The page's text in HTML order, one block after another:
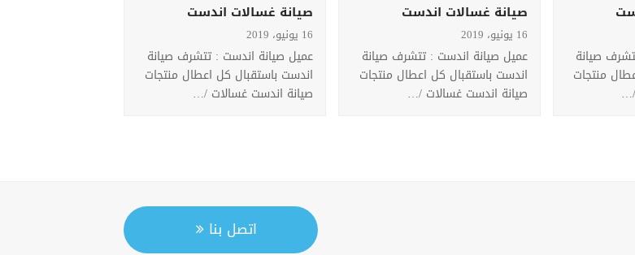
صيانة
منتجات
…
صيانة غسالات اندست
16 يونيو، 2019
عميل صيانة اندست : تتشرف صيانة
اندست باستقبال كل اعطال منتجات
صيانة اندست غسالات /…
صيانة غسالات اندست
16 يونيو، 2019
عميل صيانة اندست : تتشرف صيانة
اندست باستقبال كل اعطال منتجات
صيانة اندست غسالات /…
اتصل بنا